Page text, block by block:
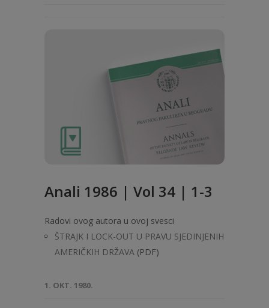
Anali 1986 | Vol 34 | 1-3
Radovi ovog autora u ovoj svesci
ŠTRAJK I LOCK-OUT U PRAVU SJEDINJENIH
AMERIČKIH DRŽAVA (PDF)
1. OKT. 1980.